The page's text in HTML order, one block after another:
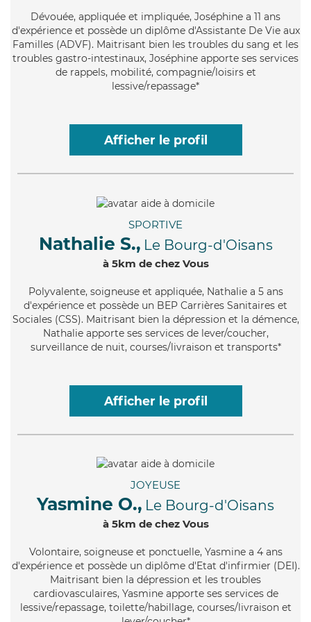
Dévouée, appliquée et impliquée, Joséphine a 11 ans
d'expérience et possède un diplôme d'Assistante De Vie aux
Familles (ADVF). Maitrisant bien les troubles du sang et les
troubles gastro-intestinaux, Joséphine apporte ses services
de rappels, mobilité, compagnie/loisirs et
lessive/repassage*
Afficher le profil
SPORTIVE
Nathalie S., Le Bourg-d'Oisans
à 5km de chez Vous
Polyvalente, soigneuse et appliquée, Nathalie a 5 ans
d'expérience et possède un BEP Carrières Sanitaires et
Sociales (CSS). Maitrisant bien la dépression et la démence,
Nathalie apporte ses services de lever/coucher,
surveillance de nuit, courses/livraison et transports*
Afficher le profil
JOYEUSE
Yasmine O., Le Bourg-d'Oisans
à 5km de chez Vous
Volontaire, soigneuse et ponctuelle, Yasmine a 4 ans
d'expérience et possède un diplôme d'Etat d'infirmier (DEI).
Maitrisant bien la dépression et les troubles
cardiovasculaires, Yasmine apporte ses services de
lessive/repassage, toilette/habillage, courses/livraison et